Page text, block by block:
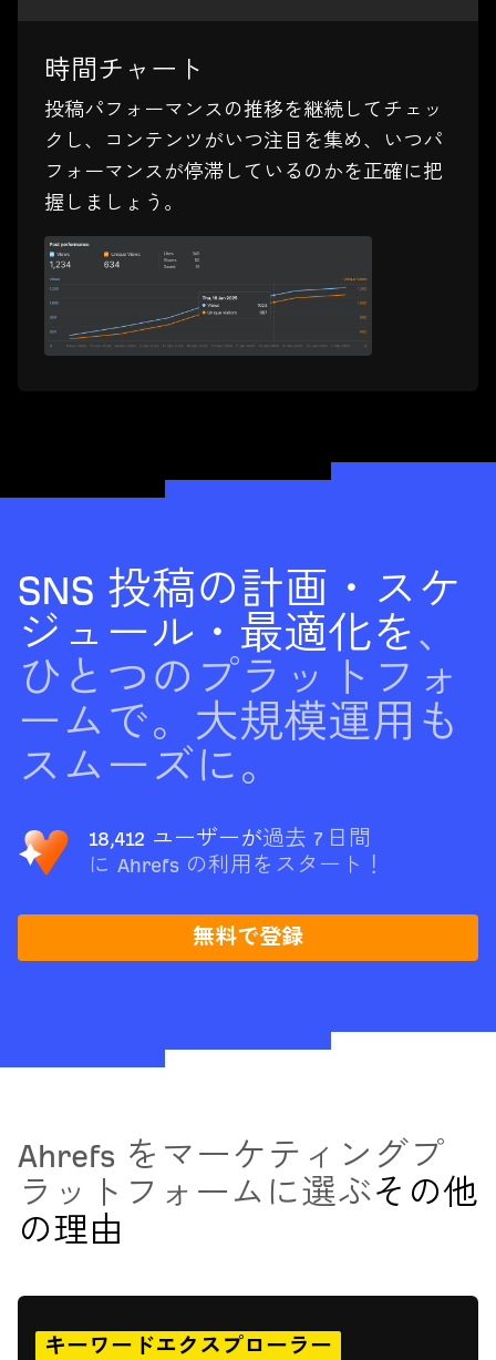
時間チャート
投稿パフォーマンスの推移を継続してチェッ
クし、コンテンツがいつ注目を集め、いつパ
フォーマンスが停滞しているのかを正確に把
握しましょう。
SNS 投稿の計画・スケ
ジュール・最適化を 、
ひとつのプラットフォ
ームで。大規模運用も
スムーズに。
18,412 ユーザー が過去 7 日間
に Ahrefs の利用をスタート！
無料で登録
Ahrefs をマーケティングプ
ラットフォームに選ぶその他
の理由
キーワードエクスプローラー